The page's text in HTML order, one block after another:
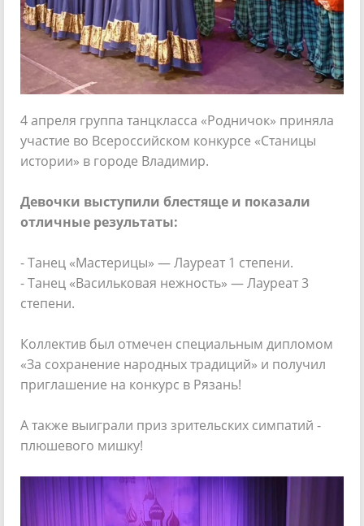
4 апреля группа танцкласса «Родничок» приняла
участие во Всероссийском конкурсе «Станицы
истории» в городе Владимир.
Девочки выступили блестяще и показали
отличные результаты:
- Танец «Мастерицы» — Лауреат 1 степени.
- Танец «Васильковая нежность» — Лауреат 3
степени.
Коллектив был отмечен специальным дипломом
«За сохранение народных традиций» и получил
приглашение на конкурс в Рязань!
А также выиграли приз зрительских симпатий -
плюшевого мишку!